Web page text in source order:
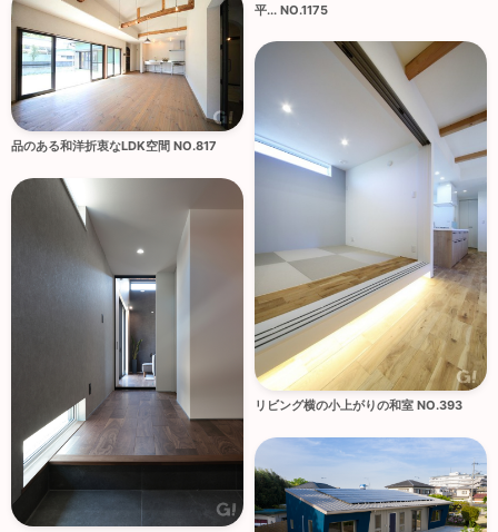
平... NO.1175
品のある和洋折衷なLDK空間 NO.817
リビング横の小上がりの和室 NO.393